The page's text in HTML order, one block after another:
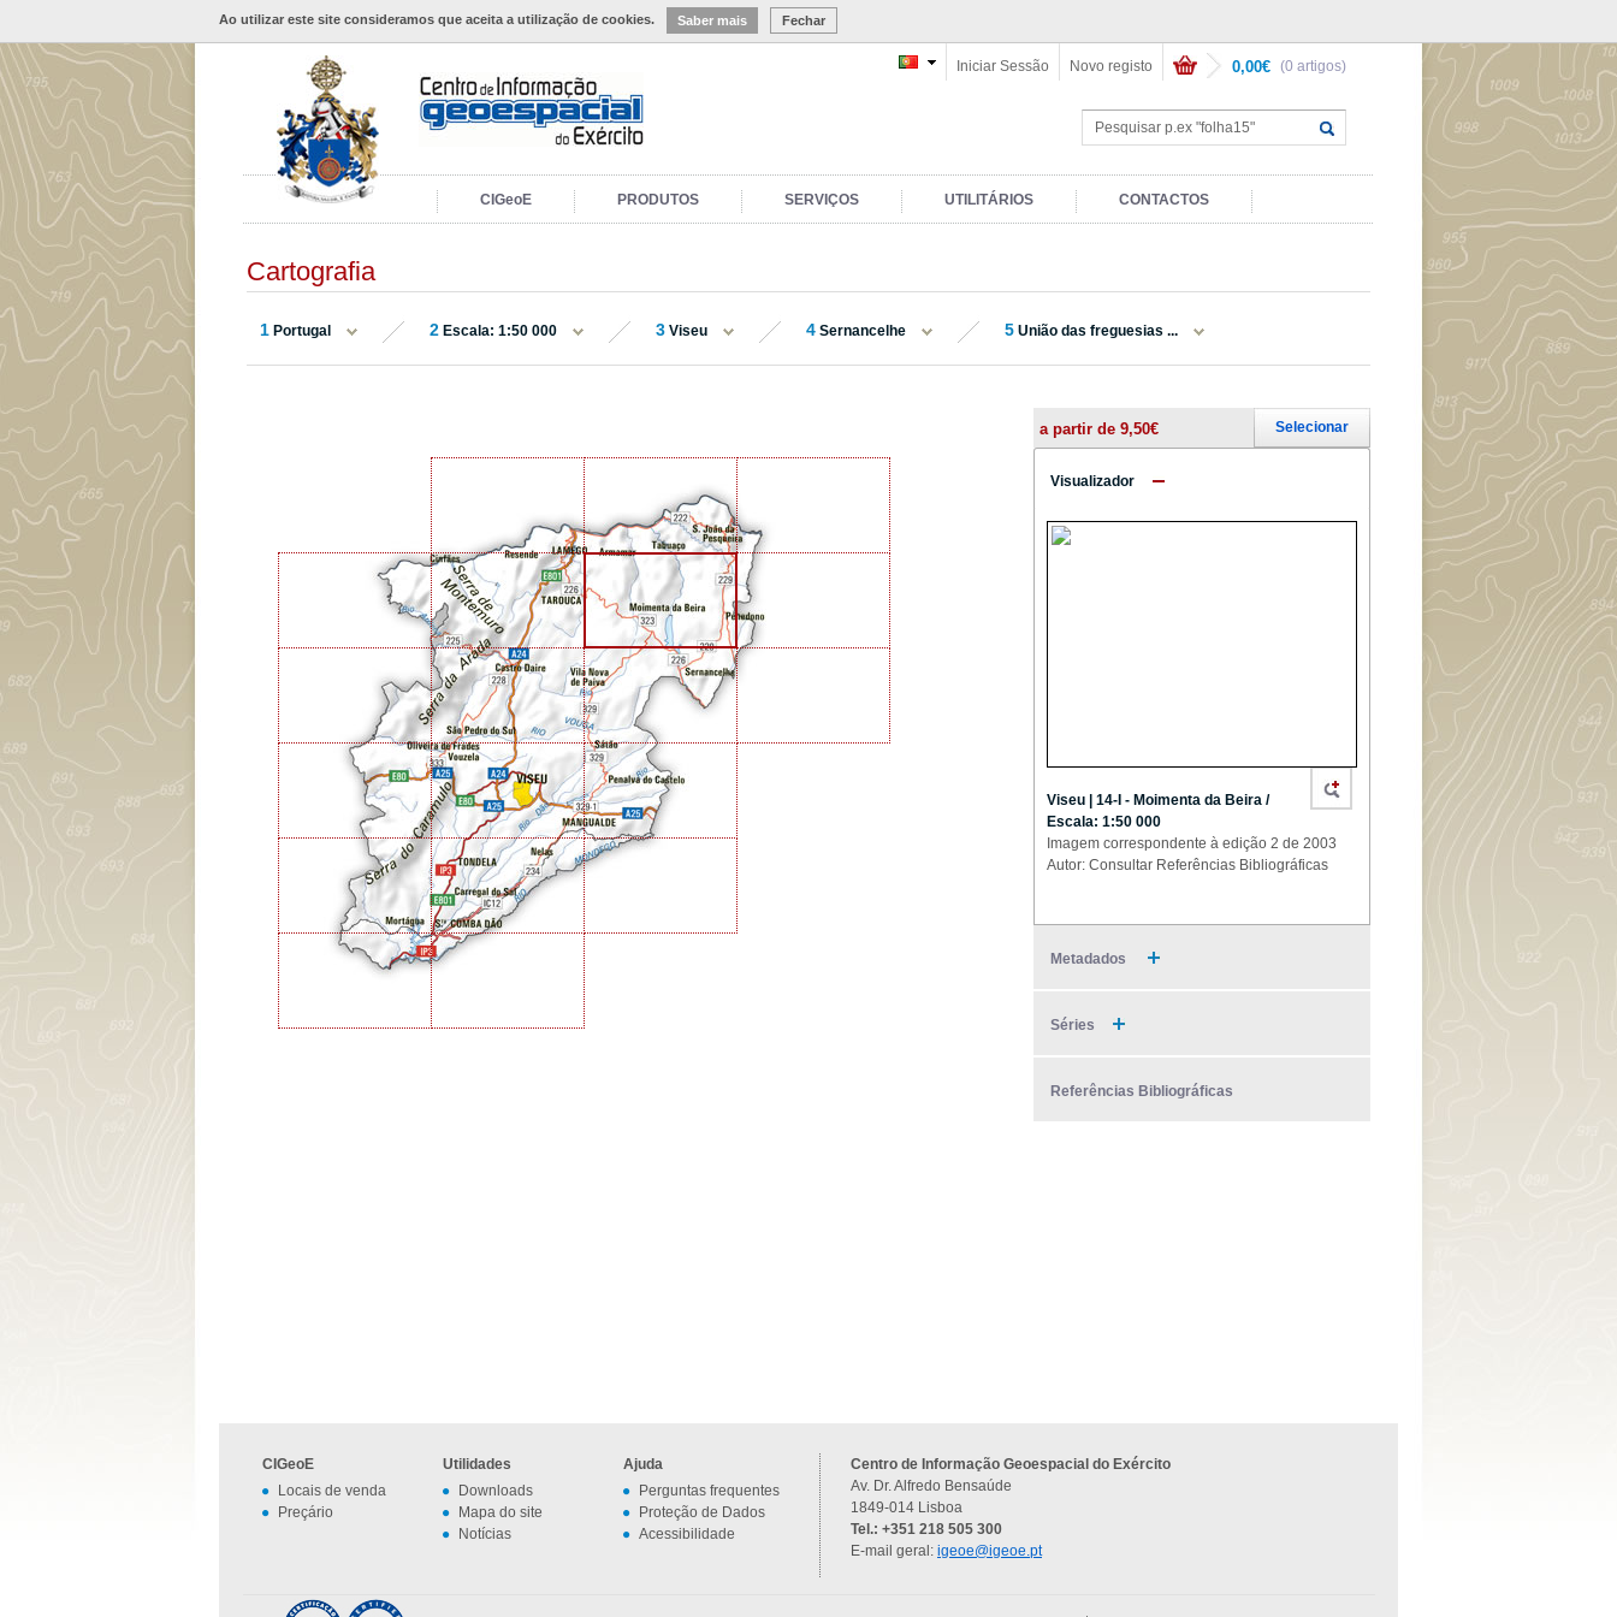
Ao utilizar este site consideramos que aceita a utilização de cookies. Saber mais Fechar
(0 artigos)
0,00€
Novo registo
Iniciar Sessão
CIGeoE PRODUTOS SERVIÇOS UTILITÁRIOS CONTACTOS
Cartografia
1 Portugal 2 Escala: 1:50 000 3 Viseu 4 Sernancelhe 5 União das freguesias ...
a partir de 9,50€ Selecionar
Visualizador
Viseu | 14-I - Moimenta da Beira /
Escala: 1:50 000
Imagem correspondente à edição 2 de 2003
Autor: Consultar Referências Bibliográficas
Metadados
Séries
Referências Bibliográficas
CIGeoE
Locais de venda
Preçário
Utilidades
Downloads
Mapa do site
Notícias
Ajuda
Perguntas frequentes
Proteção de Dados
Acessibilidade
Centro de Informação Geoespacial do Exército
Av. Dr. Alfredo Bensaúde
1849-014 Lisboa
Tel.: +351 218 505 300
E-mail geral: igeoe@igeoe.pt